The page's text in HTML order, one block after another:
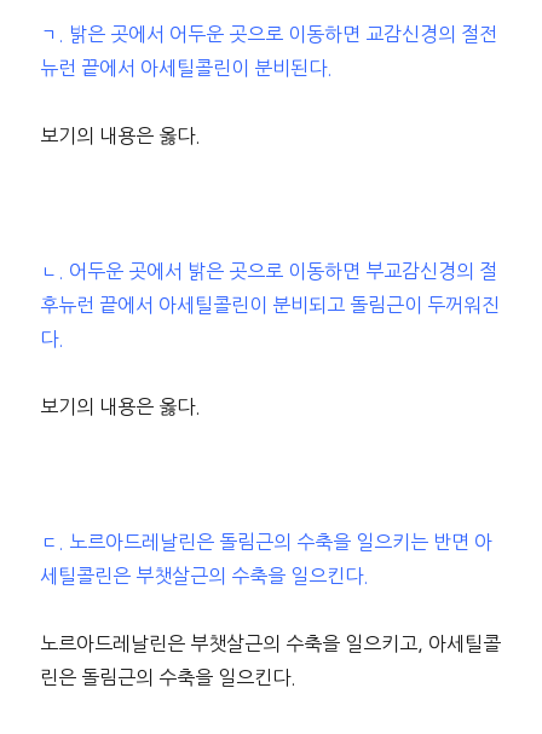
ㄱ. 밝은 곳에서 어두운 곳으로 이동하면 교감신경의 절전
뉴런 끝에서 아세틸콜린이 분비된다.
보기의 내용은 옳다.
ㄴ. 어두운 곳에서 밝은 곳으로 이동하면 부교감신경의 절
후뉴런 끝에서 아세틸콜린이 분비되고 돌림근이 두꺼워진
다.
보기의 내용은 옳다.
ㄷ. 노르아드레날린은 돌림근의 수축을 일으키는 반면 아
세틸콜린은 부챗살근의 수축을 일으킨다.
노르아드레날린은 부챗살근의 수축을 일으키고, 아세틸콜
린은 돌림근의 수축을 일으킨다.